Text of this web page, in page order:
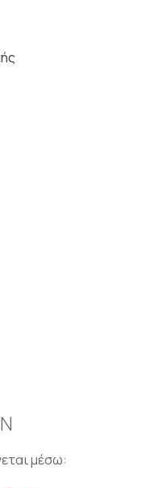
μέσω: